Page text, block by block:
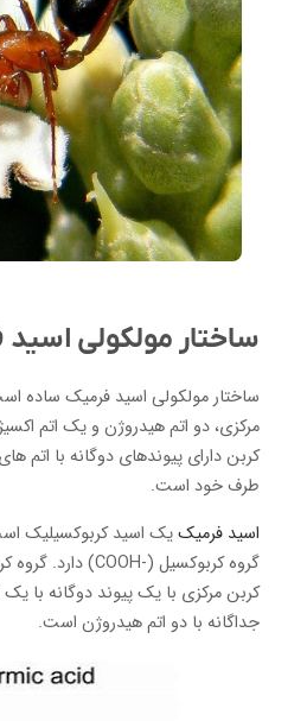
ساختار مولکولی
ساختار مولکولی اسید فرمیک ساده
مرکزی، دو اتم هیدروژن و یک اتم
کربن دارای پیوندهای دوگانه با اتم
طرف خود است.
اسید فرمیکیک اسید کربوکسیلیک
گروه کربوکسیل (-COOH) دارد.
گروه
کربن مرکزی با یک پیوند دوگانه با
جداگانه با دو اتم هیدروژن است.